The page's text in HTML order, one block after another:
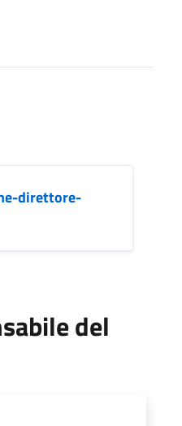
direttore-
del